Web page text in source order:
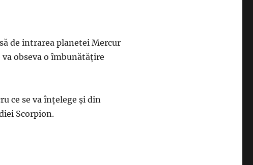
de intrarea planetei Mercur
obseva o îmbunătățire
ce se va înțelege și din
Scorpion.